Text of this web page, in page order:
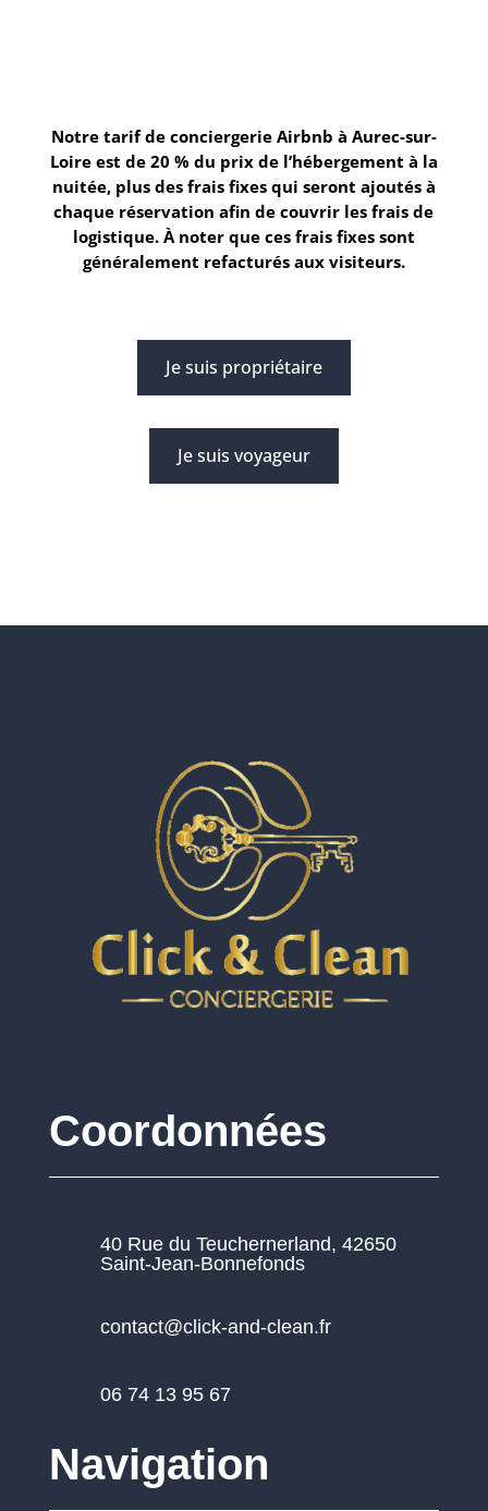
Notre tarif de conciergerie Airbnb à Aurec-sur-
Loireest de 20 % du prix de l’hébergement à la
nuitée, plus des frais fixes qui seront ajoutés à
chaque réservation afin de couvrir les frais de
logistique. À noter que ces frais fixes sont
généralement refacturés aux visiteurs.
Je suis propriétaire
Je suis voyageur
Coordonnées
40 Rue du Teuchernerland, 42650
Saint-Jean-Bonnefonds
contact@click-and-clean.fr
06 74 13 95 67
Navigation